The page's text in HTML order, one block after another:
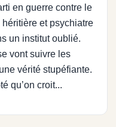
en guerre contre le
et psychiatre
un institut oublié.
vont suivre les
vérité stupéfiante.
qu’on croit...